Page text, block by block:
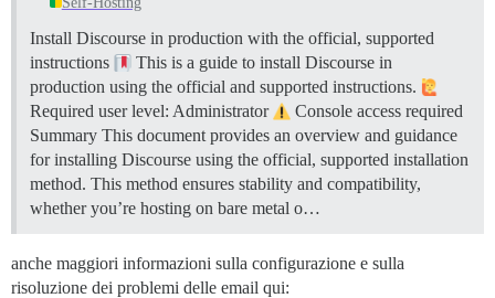
Install Discourse in production with the official, supported
instructions
This is a guide to install Discourse in
production using the official and supported instructions.
Required user level: Administrator
Console access required
Summary This document provides an overview and guidance
for installing Discourse using the official, supported installation
method. This method ensures stability and compatibility,
whether you’re hosting on bare metal o…
anche maggiori informazioni sulla configurazione e sulla
risoluzione dei problemi delle email qui: